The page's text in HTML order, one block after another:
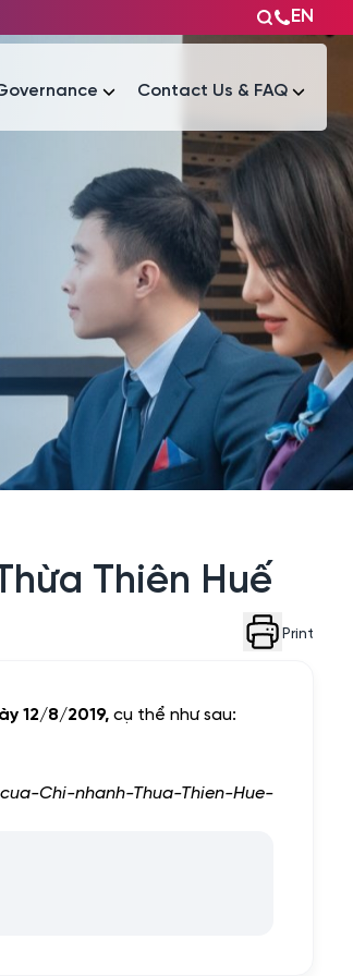
EN
Contact Us & FAQ
Thiên Huế
Print
12/8/2019,cụ thể như sau:
Chi-nhanh-Thua-Thien-Hue-